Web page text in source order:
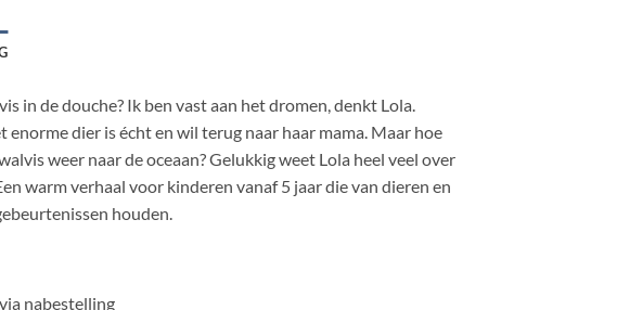
in de douche? Ik ben vast aan het dromen, denkt Lola.
enorme dier is écht en wil terug naar haar mama. Maar hoe
weer naar de oceaan? Gelukkig weet Lola heel veel over
warm verhaal voor kinderen vanaf 5 jaar die van dieren en
houden.
nabestelling